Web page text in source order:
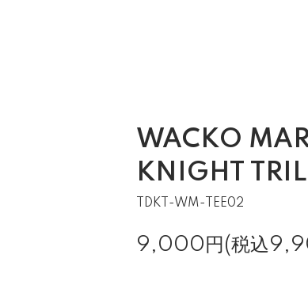
WACKO
KNIGHT
TDKT-WM-TEE02
9,000円(税込